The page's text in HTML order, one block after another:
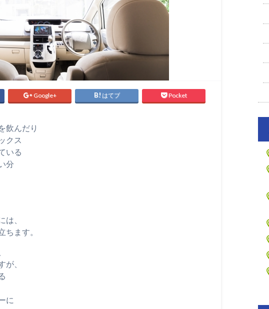
Google+ はてブ Pocket
飲んだり
クス
いる
分
は、
ちます。
が、
に